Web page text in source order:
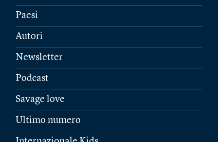
Paesi
Autori
Newsletter
Podcast
Savage love
Ultimo numero